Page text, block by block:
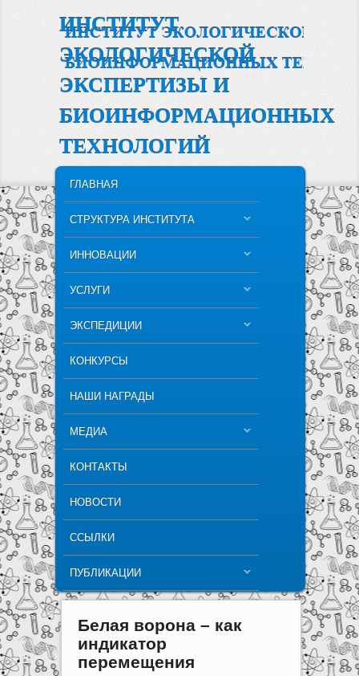
ИНСТИТУТ
ЭКОЛОГИЧЕСКОЙ
ЭКСПЕРТИЗЫ И
БИОИНФОРМАЦИОННЫХ
ТЕХНОЛОГИЙ
SKIP TO PRIMARY CONTENT
SKIP TO SECONDARY CONTENT
ГЛАВНАЯ
СТРУКТУРА ИНСТИТУТА
ИННОВАЦИИ
УСЛУГИ
ЭКСПЕДИЦИИ
КОНКУРСЫ
НАШИ НАГРАДЫ
МЕДИА
КОНТАКТЫ
НОВОСТИ
ССЫЛКИ
ПУБЛИКАЦИИ
Белая ворона – как
индикатор
перемещения